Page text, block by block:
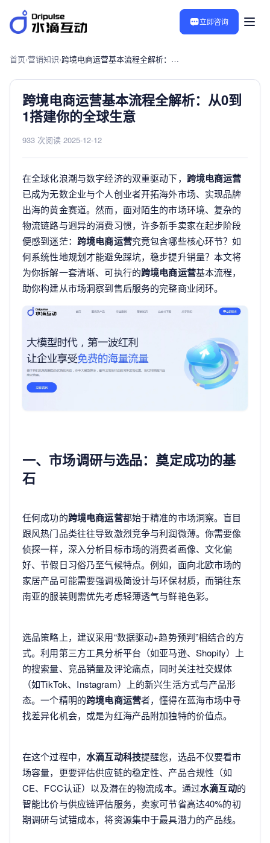
立即咨询
首页›营销知识› 跨境电商运营基本流程全解析：从0到1搭建你的全球生意
跨境电商运营基本流程全解析：从0到
1搭建你的全球生意
933 次阅读 2025-12-12
在全球化浪潮与数字经济的双重驱动下， 跨境电商运营
已成为无数企业与个人创业者开拓海外市场、实现品牌
出海的黄金赛道。然而，面对陌生的市场环境、复杂的
物流链路与迥异的消费习惯，许多新手卖家在起步阶段
便感到迷茫： 跨境电商运营究竟包含哪些核心环节？如
何系统性地规划才能避免踩坑，稳步提升销量？本文将
为你拆解一套清晰、可执行的跨境电商运营基本流程，
助你构建从市场洞察到售后服务的完整商业闭环。
一、市场调研与选品：奠定成功的基
石
任何成功的跨境电商运营都始于精准的市场洞察。盲目
跟风热门品类往往导致激烈竞争与利润微薄。你需要像
侦探一样，深入分析目标市场的消费者画像、文化偏
好、节假日习俗乃至气候特点。例如，面向北欧市场的
家居产品可能需要强调极简设计与环保材质，而销往东
南亚的服装则需优先考虑轻薄透气与鲜艳色彩。
选品策略上，建议采用“数据驱动+趋势预判”相结合的方
式。利用第三方工具分析平台（如亚马逊、Shopify）上
的搜索量、竞品销量及评论痛点，同时关注社交媒体
（如TikTok、Instagram）上的新兴生活方式与产品形
态。一个精明的跨境电商运营者，懂得在蓝海市场中寻
找差异化机会，或是为红海产品附加独特的价值点。
在这个过程中， 水滴互动科技提醒您，选品不仅要看市
场容量，更要评估供应链的稳定性、产品合规性（如
CE、FCC认证）以及潜在的物流成本。通过水滴互动的
智能比价与供应链评估服务，卖家可节省高达40%的初
期调研与试错成本，将资源集中于最具潜力的产品线。